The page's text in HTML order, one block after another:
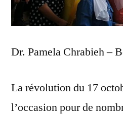
Dr. Pamela Chrabieh –
La révolution du 17
l’occasion pour de